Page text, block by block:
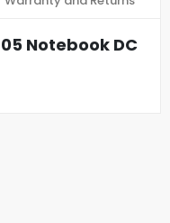
Notebook DC